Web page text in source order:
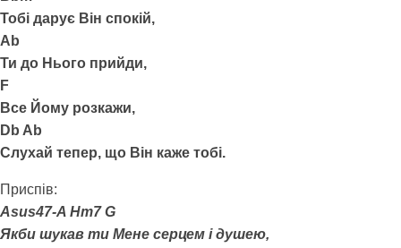
Тобі дарує Він спокій,
Ab
Ти до Нього прийди,
F
Все Йому розкажи,
Db Ab
Слухай тепер, що Він каже тобі.
Приспів:
Asus47-A Hm7 G
Якби шукав ти Мене серцем і душею,